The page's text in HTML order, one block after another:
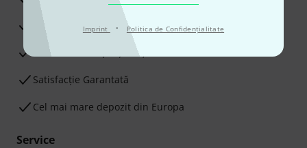
Imprint · Politica de Confidenţialitate
Service Reparații
Sfaturi de la experții noștri
Satisfacție Garantată
Cel mai mare depozit din Europa
Service